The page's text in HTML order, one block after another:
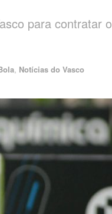
para contratar o
, Notícias do Vasco